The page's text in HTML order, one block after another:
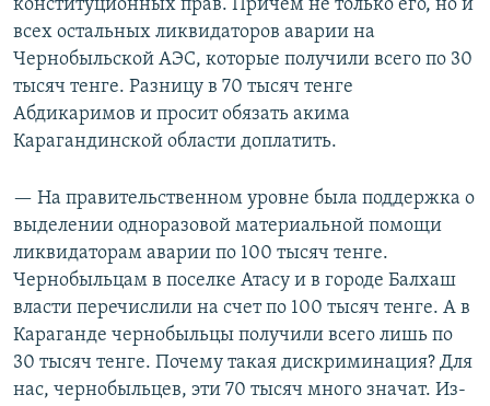
конституционных прав. Причем не только его, но и
всех остальных ликвидаторов аварии на
Чернобыльской АЭС, которые получили всего по 30
тысяч тенге. Разницу в 70 тысяч тенге
Абдикаримов и просит обязать акима
Карагандинской области доплатить.
— На правительственном уровне была поддержка о
выделении одноразовой материальной помощи
ликвидаторам аварии по 100 тысяч тенге.
Чернобыльцам в поселке Атасу и в городе Балхаш
власти перечислили на счет по 100 тысяч тенге. А в
Караганде чернобыльцы получили всего лишь по
30 тысяч тенге. Почему такая дискриминация? Для
нас, чернобыльцев, эти 70 тысяч много значат. Из-